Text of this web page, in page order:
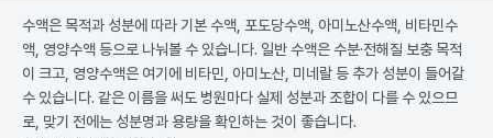
수액은 목적과 성분에 따라 기본 수액, 포도당수액, 아미노산수액, 비타민수
액, 영양수액 등으로 나눠볼 수 있습니다. 일반 수액은 수분·전해질 보충 목적
이 크고, 영양수액은 여기에 비타민, 아미노산, 미네랄 등 추가 성분이 들어갈
수 있습니다. 같은 이름을 써도 병원마다 실제 성분과 조합이 다를 수 있으므
로, 맞기 전에는 성분명과 용량을 확인하는 것이 좋습니다.